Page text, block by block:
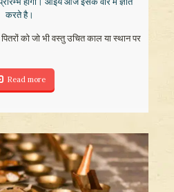
करते है।
पितरों को जो भी वस्तु उचित काल या स्थान पर
Read more